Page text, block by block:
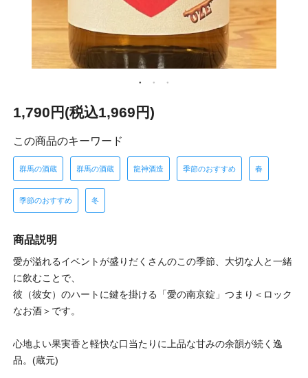
1,790円(税込1,969円)
この商品のキーワード
群馬の酒蔵 群馬の酒蔵 龍神酒造 季節のおすすめ 春
季節のおすすめ 冬
商品説明
愛が溢れるイベントが盛りだくさんのこの季節、大切な人と一緒
に飲むことで、
彼（彼女）のハートに鍵を掛ける「愛の南京錠」つまり＜ロック
なお酒＞です。
心地よい果実香と軽快な口当たりに上品な甘みの余韻が続く逸
品。(蔵元)